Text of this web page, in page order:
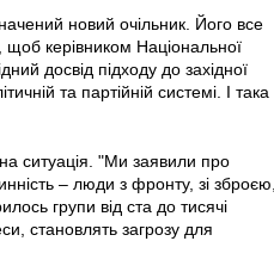
новий очільник. Його все
керівником Національної
досвід підходу до західної
та партійній системі. І така
ситуація. "Ми заявили про
– люди з фронту, зі зброєю,
групи від ста до тисячі
становлять загрозу для